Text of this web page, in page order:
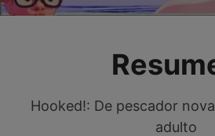
Hooked!: De pescador
adulto